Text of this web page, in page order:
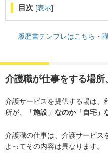
目次 [表示]
履歴書テンプレはこちら ・
介護職が仕事をする場所
介護サービスを提供する場は、
所が、
「施設」なのか「自宅」
介護職の仕事は、介護サービス
よってその内容は異なります。